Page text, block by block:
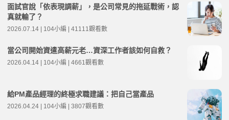
面試官說「依表現調薪」，是公司常見的拖延戰術，認
真就輸了？
2026.07.14 | 104小編 | 41111觀看數
當公司開始資遣高薪元老…資深工作者該如何自救？
2026.04.14 | 104小編 | 4661觀看數
給PM產品經理的終極求職建議：把自己當產品
2026.04.24 | 104小編 | 3807觀看數